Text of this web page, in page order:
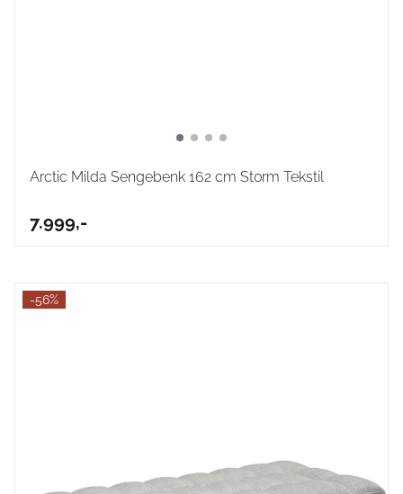
Arctic Milda Sengebenk 162 cm Storm Tekstil
7.999,-
-56%